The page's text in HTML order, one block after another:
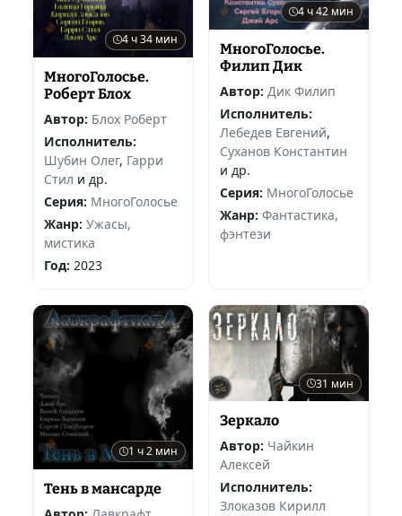
4 ч 34 мин
МногоГолосье.
Роберт Блох
Автор: Блох Роберт
Исполнитель:
Шубин Олег, Гарри
Стил и др.
Серия: МногоГолосье
Жанр: Ужасы,
мистика
Год: 2023
4 ч 42 мин
МногоГолосье.
Филип Дик
Автор: Дик Филип
Исполнитель:
Лебедев Евгений,
Суханов Константин
и др.
Серия: МногоГолосье
Жанр: Фантастика,
фэнтези
1 ч 2 мин
Тень в мансарде
31 мин
Зеркало
Автор: Чайкин
Алексей
Исполнитель:
Злоказов Кирилл